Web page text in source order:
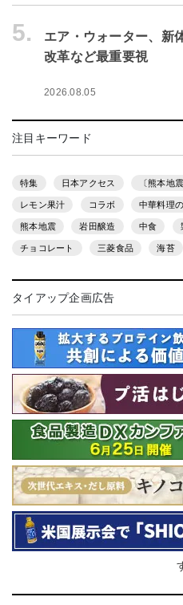
5.
エア・ウォーター、
改革など最重要視
2026.08.05
注目キーワード
特集 日本アクセス 〔熊本地
レモン果汁 コラボ 中華料理
熊本地震 岩田醸造 中食
チョコレート 三菱食品 海苔
タイアップ企画広告